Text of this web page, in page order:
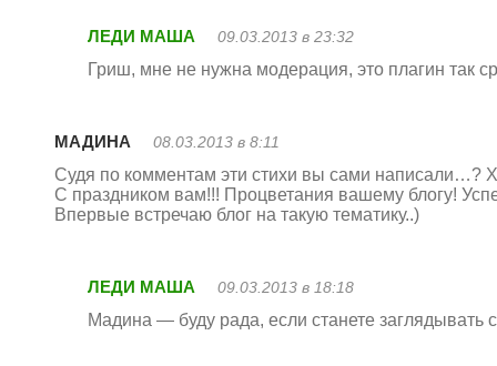
ЛЕДИ МАША 09.03.2013 в 23:32
Гриш, мне не нужна модерация, это плагин так
МАДИНА 08.03.2013 в 8:11
Судя по комментам эти стихи вы сами написали…?
С праздником вам!!! Процветания вашему блогу!
Впервые встречаю блог на такую тематику..)
ЛЕДИ МАША 09.03.2013 в 18:18
Мадина — буду рада, если станете заглядывать